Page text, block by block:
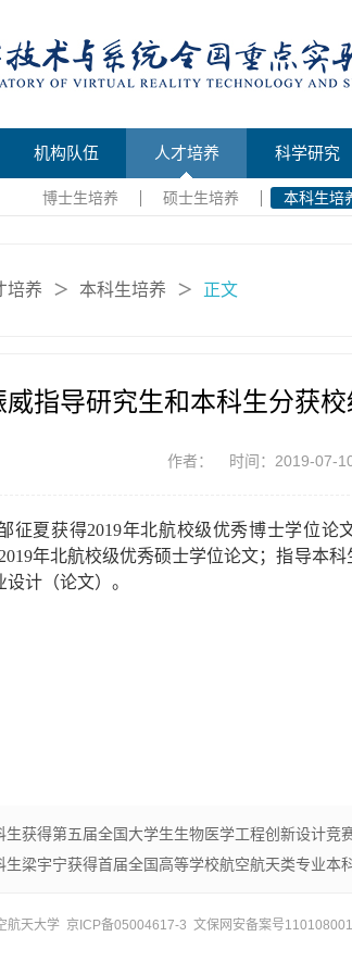
机构队伍 人才培养 科学研究
博士生培养 硕士生培养 本科生培
培养 ＞ 本科生培养 ＞ 正文
指导研究生和本科生分获
作者： 时间：2019-07-
征夏获得2019年北航校级优秀博士学位论
2019年北航校级优秀硕士学位论文；指导本科
计（论文）。
生获得第五届全国大学生生物医学工程创新设计竞
生梁宇宁获得首届全国高等学校航空航天类专业本
航天大学 京ICP备05004617-3 文保网安备案号